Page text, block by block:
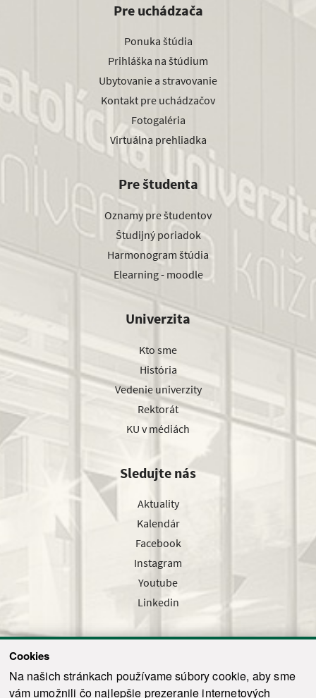
Cookies
Na našich stránkach používame súbory cookie, aby sme
vám umožnili čo najlepšie prezeranie internetových
Pre uchádzača
Ponuka štúdia
Prihláška na štúdium
Ubytovanie a stravovanie
Kontakt pre uchádzačov
Fotogaléria
Virtuálna prehliadka
Pre študenta
Oznamy pre študentov
Študijný poriadok
Harmonogram štúdia
Elearning - moodle
Univerzita
Kto sme
História
Vedenie univerzity
Rektorát
KU v médiách
Sledujte nás
Aktuality
Kalendár
Facebook
Instagram
Youtube
Linkedin